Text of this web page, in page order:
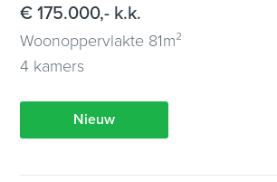
€ 175.000,- k.k.
Woonoppervlakte 81m²
4 kamers
Nieuw